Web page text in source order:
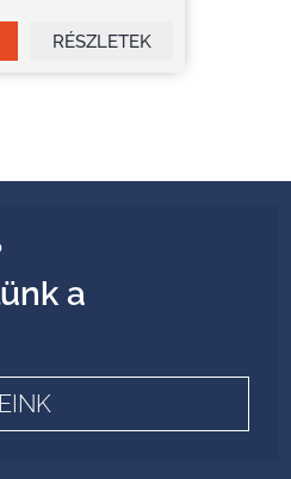
RÉSZLETEK
a